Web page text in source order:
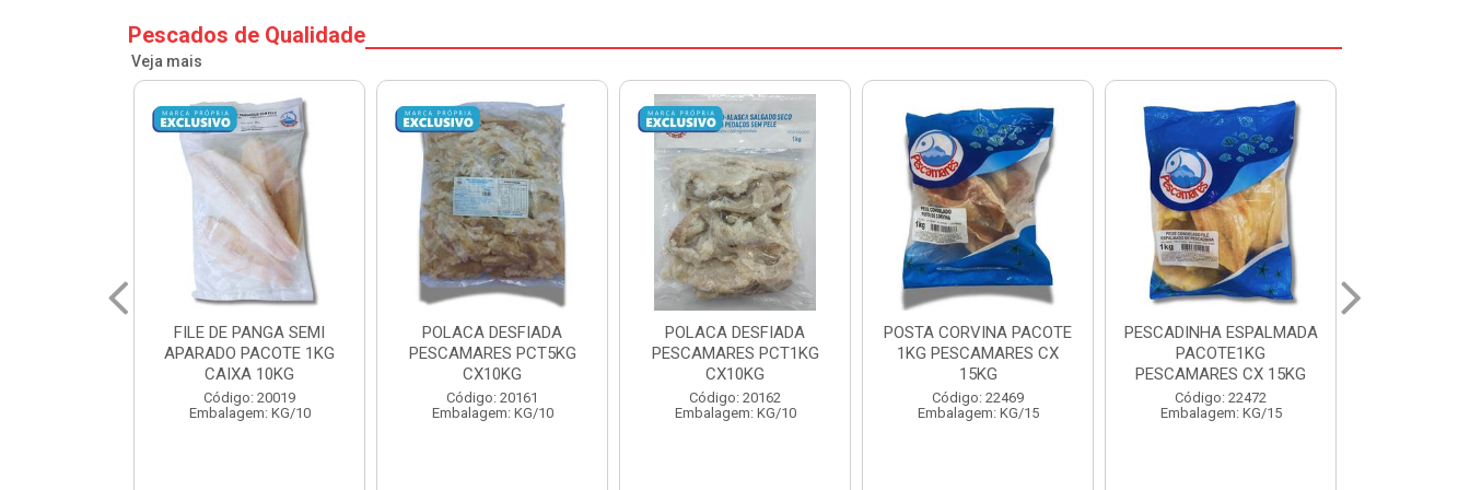
Pescados de Qualidade
Veja mais
POLACA DESFIADA
PESCAMARES PCT5KG
CX10KG
Código: 20161
Embalagem: KG/10
POLACA DESFIADA
PESCAMARES PCT1KG
CX10KG
Código: 20162
Embalagem: KG/10
POSTA CORVINA PACOTE
1KG PESCAMARES CX
15KG
Código: 22469
Embalagem: KG/15
PESCADINHA ESPALMADA
PACOTE1KG
PESCAMARES CX 15KG
Código: 22472
Embalagem: KG/15
FILE DE PANGA PREMIUM
PACOTE 1KG CAIXA 10KG
Código: 20021
Embalagem: KG/10